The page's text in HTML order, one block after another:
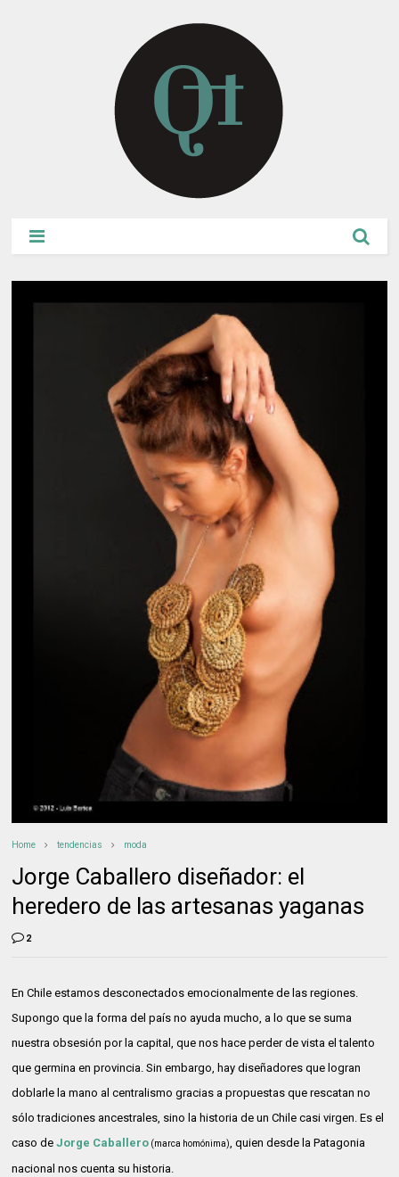
Home tendencias moda
Jorge Caballero diseñador: el
heredero de las artesanas yaganas
2
En Chile estamos desconectados emocionalmente de las regiones.
Supongo que la forma del país no ayuda mucho, a lo que se suma
nuestra obsesión por la capital, que nos hace perder de vista el talento
que germina en provincia. Sin embargo, hay diseñadores que logran
doblarle la mano al centralismo gracias a propuestas que rescatan no
sólo tradiciones ancestrales, sino la historia de un Chile casi virgen. Es el
caso deJorge Caballero (marca homónima), quien desde la Patagonia
nacional nos cuenta su historia.